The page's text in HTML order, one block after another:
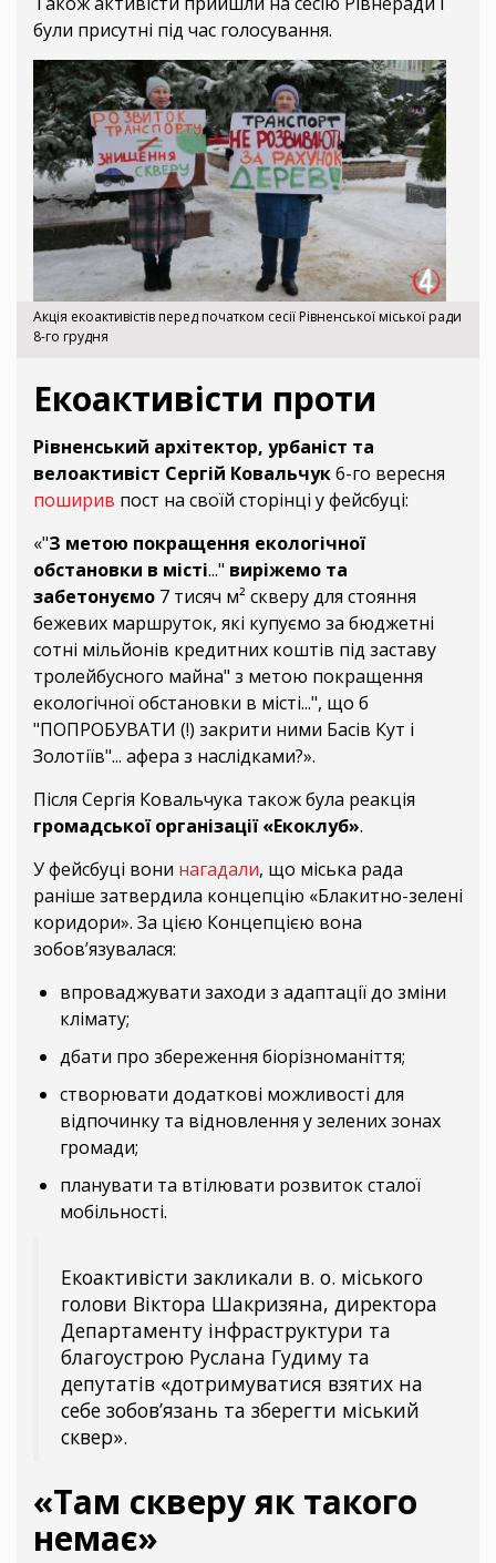
були присутні під час голосування.
Акція екоактивістів перед початком сесії Рівненської міської ради
8-го грудня
Екоактивісти проти
Рівненський архітектор, урбаніст та
велоактивіст Сергій Ковальчук6-го вересня
поширив пост на своїй сторінці у фейсбуці:
«"З метою покращення екологічної
обстановки в місті..." виріжемо та
забетонуємо 7 тисяч м² скверу для стояння
бежевих маршруток, які купуємо за бюджетні
сотні мільйонів кредитних коштів під заставу
тролейбусного майна" з метою покращення
екологічної обстановки в місті...", що б
"ПОПРОБУВАТИ (!) закрити ними Басів Кут і
Золотіїв"... афера з наслідками?».
Після Сергія Ковальчука також була реакція
громадської організації «Екоклуб».
У фейсбуці вони нагадали, що міська рада
раніше затвердила концепцію «Блакитно-зелені
коридори». За цією Концепцією вона
зобов’язувалася:
впроваджувати заходи з адаптації до зміни
клімату;
дбати про збереження біорізноманіття;
створювати додаткові можливості для
відпочинку та відновлення у зелених зонах
громади;
планувати та втілювати розвиток сталої
мобільності.
Екоактивісти закликали в. о. міського
голови Віктора Шакризяна, директора
Департаменту інфраструктури та
благоустрою Руслана Гудиму та
депутатів «дотримуватися взятих на
себе зобов’язань та зберегти міський
сквер».
«Там скверу як такого
немає»